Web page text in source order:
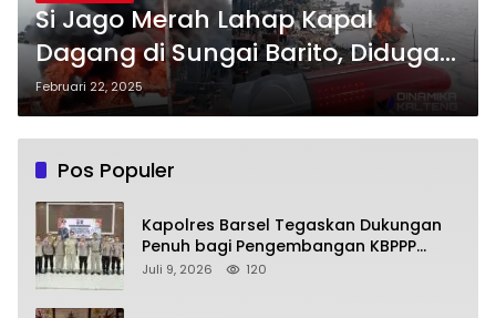
Si Jago Merah Lahap Kapal
Dagang di Sungai Barito, Diduga
Dipicu Ledakan Korek Api!
Februari 22, 2025
Pos Populer
Kapolres Barsel Tegaskan Dukungan
Penuh bagi Pengembangan KBPPP
Kalimantan Tengah
Juli 9, 2026 120